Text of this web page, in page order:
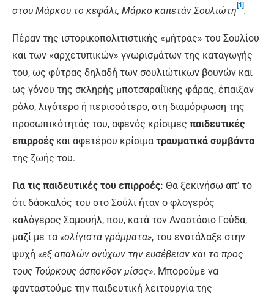
στου Μάρκου το κεφάλι, Μάρκο καπετάν Σουλιώτη
[1]
.
Πέραν της ιστορικοπολιτιστικής «μήτρας» του Σουλίου
και των «αρχετυπικών» γνωρισμάτων της καταγωγής
του, ως φύτρας δηλαδή των σουλιώτικων βουνών και
ως γόνου της σκληρής μποτσαραίϊκης φάρας, έπαιξαν
ρόλο, λιγότερο ή περισσότερο, στη διαμόρφωση της
προσωπικότητάς του, αφενός κρίσιμες παιδευτικές
επιρροές και αφετέρου κρίσιμα τραυματικά συμβάντα
της ζωής του.
Για τις παιδευτικές του επιρροές: Θα ξεκινήσω απ’ το
ότι δάσκαλός του στο Σούλι ήταν ο φλογερός
καλόγερος Σαμουήλ, που, κατά τον Αναστάσιο Γούδα,
μαζί με τα «ολίγιστα γράμματα», του ενστάλαξε στην
ψυχή «εξ απαλών ονύχων την ευσέβειαν και το προς
τους Τούρκους άσπονδον μίσος». Μπορούμε να
φανταστούμε την παιδευτική λειτουργία της